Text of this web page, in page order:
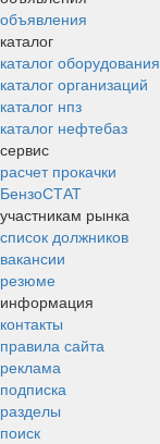
объявления
каталог
каталог оборудования
каталог организаций
каталог нпз
каталог нефтебаз
сервис
расчет прокачки
БензоСТАТ
участникам рынка
список должников
вакансии
резюме
информация
контакты
правила сайта
реклама
подписка
разделы
поиск